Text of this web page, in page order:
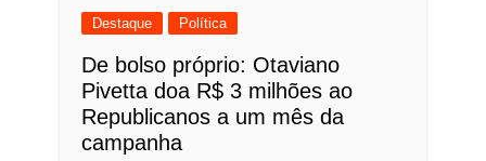
Destaque Política
De bolso próprio: Otaviano
Pivetta doa R$ 3 milhões ao
Republicanos a um mês da
campanha